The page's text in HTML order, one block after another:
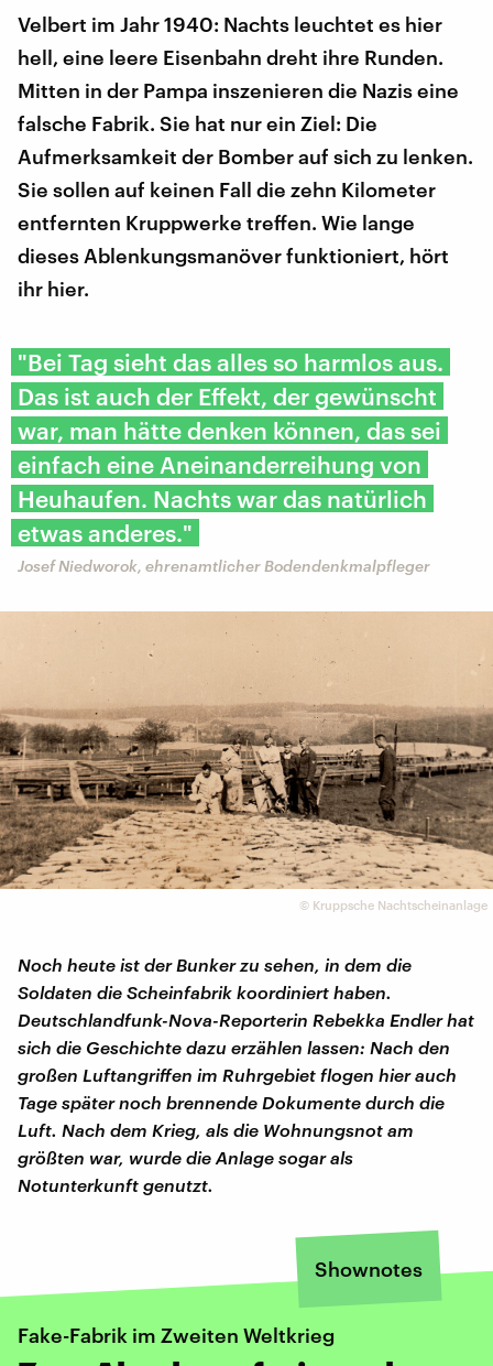
Velbert im Jahr 1940: Nachts leuchtet es hier
hell, eine leere Eisenbahn dreht ihre Runden.
Mitten in der Pampa inszenieren die Nazis eine
falsche Fabrik. Sie hat nur ein Ziel: Die
Aufmerksamkeit der Bomber auf sich zu lenken.
Sie sollen auf keinen Fall die zehn Kilometer
entfernten Kruppwerke treffen. Wie lange
dieses Ablenkungsmanöver funktioniert, hört
ihr hier.
"Bei Tag sieht das alles so harmlos aus.
Das ist auch der Effekt, der gewünscht
war, man hätte denken können, das sei
einfach eine Aneinanderreihung von
Heuhaufen. Nachts war das natürlich
etwas anderes."
Josef Niedworok, ehrenamtlicher Bodendenkmalpfleger
© Kruppsche Nachtscheinanlage
Noch heute ist der Bunker zu sehen, in dem die
Soldaten die Scheinfabrik koordiniert haben.
Deutschlandfunk-Nova-Reporterin Rebekka Endler hat
sich die Geschichte dazu erzählen lassen: Nach den
großen Luftangriffen im Ruhrgebiet flogen hier auch
Tage später noch brennende Dokumente durch die
Luft. Nach dem Krieg, als die Wohnungsnot am
größten war, wurde die Anlage sogar als
Notunterkunft genutzt.
Shownotes
Fake-Fabrik im Zweiten Weltkrieg